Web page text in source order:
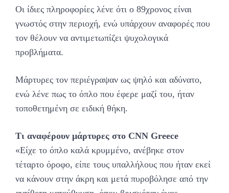
Οι ίδιες πληροφορίες λένε ότι ο 89χρονος είναι
γνωστός στην περιοχή, ενώ υπάρχουν αναφορές που
τον θέλουν να αντιμετωπίζει ψυχολογικά
προβλήματα.
Μάρτυρες τον περιέγραψαν ως ψηλό και αδύνατο,
ενώ λένε πως το όπλο που έφερε μαζί του, ήταν
τοποθετημένη σε ειδική θήκη.
Τι αναφέρουν μάρτυρες στο CNN Greece
«Είχε το όπλο καλά κρυμμένο, ανέβηκε στον
τέταρτο όροφο, είπε τους υπαλλήλους που ήταν εκεί
να κάνουν στην άκρη και μετά πυροβόλησε από την